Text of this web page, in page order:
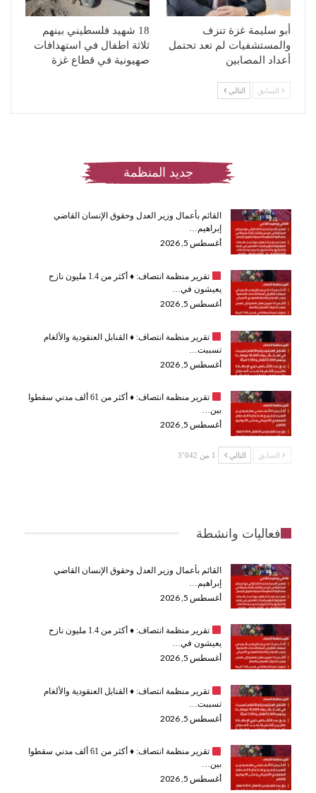
أبو سليمة غزة تنزف
والمستشفيات لم تعد تحتمل
أعداد المصابين
18 شهيد فلسطيني بينهم
ثلاثة اطفال في استهدافات
صهيونية في قطاع غزة
السابق التالي
جديد المنظمة
القائم بأعمال وزير العدل وحقوق الإنسان القاضي
إبراهيم…
أغسطس 5, 2026
تقرير منظمة انتصاف: ♦️
أكثر من 1.4 مليون نازح
يعيشون في…
أغسطس 5, 2026
تقرير منظمة انتصاف: ♦️القنابل العنقودية والألغام
تسببت…
أغسطس 5, 2026
تقرير منظمة انتصاف: ♦️
أكثر من 61 ألف مدني سقطوا
بين…
أغسطس 5, 2026
السابق التالي 1 من 3٬042
فعاليات وانشطة
القائم بأعمال وزير العدل وحقوق الإنسان القاضي
إبراهيم…
أغسطس 5, 2026
تقرير منظمة انتصاف: ♦️
أكثر من 1.4 مليون نازح
يعيشون في…
أغسطس 5, 2026
تقرير منظمة انتصاف: ♦️القنابل العنقودية والألغام
تسببت…
أغسطس 5, 2026
تقرير منظمة انتصاف: ♦️
أكثر من 61 ألف مدني سقطوا
بين…
أغسطس 5, 2026